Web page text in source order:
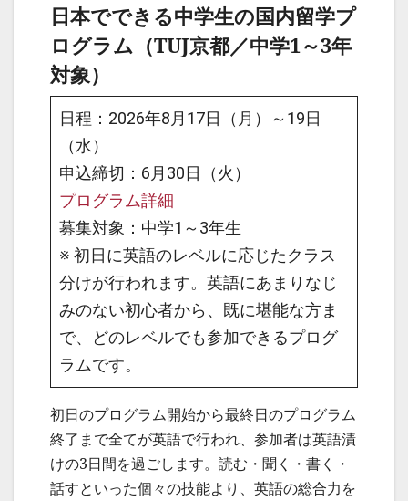
日本でできる中学生の国内留学プ
ログラム（TUJ京都／中学1～3年
対象）
日程：2026年8月17日（月）～19日
（水）
申込締切：6月30日（火）
プログラム詳細
募集対象：中学1～3年生
※ 初日に英語のレベルに応じたクラス
分けが行われます。英語にあまりなじ
みのない初心者から、既に堪能な方ま
で、どのレベルでも参加できるプログ
ラムです。
初日のプログラム開始から最終日のプログラム
終了まで全てが英語で行われ、参加者は英語漬
けの3日間を過ごします。読む・聞く・書く・
話すといった個々の技能より、英語の総合力を